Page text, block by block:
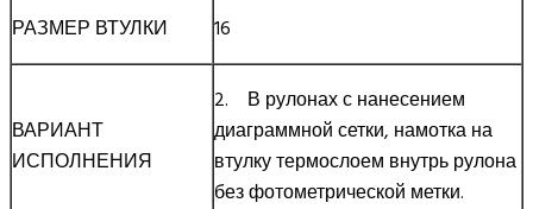
РАЗМЕР ВТУЛКИ 16
ВАРИАНТ
ИСПОЛНЕНИЯ
2. В рулонах с нанесением
диаграммной сетки, намотка на
втулку термослоем внутрь рулона
без фотометрической метки.